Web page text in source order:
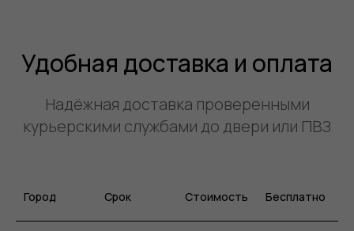
Удобная доставка и оплата
Надёжная доставка проверенными
курьерскими службами до двери или ПВЗ
Город Срок Стоимость Бесплатно